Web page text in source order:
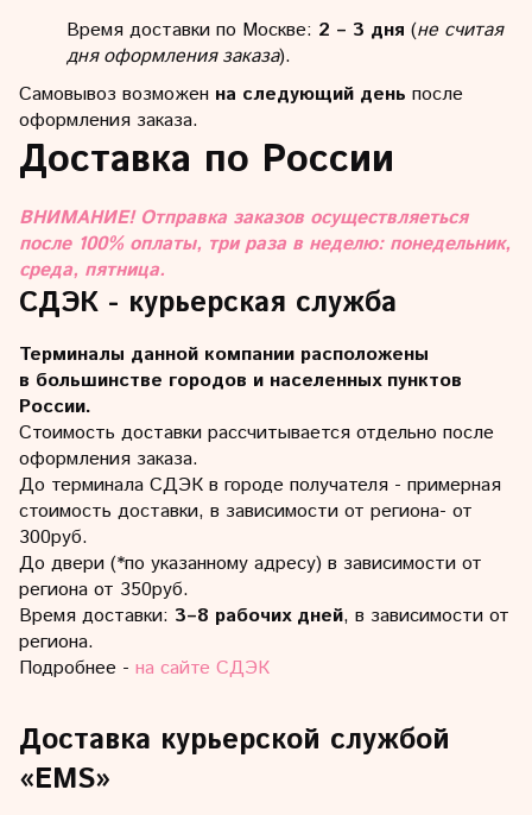
Время доставки по Москве: 2 – 3 дня (не считая
дня оформления заказа).
Самовывоз возможен на следующий день после
оформления заказа.
Доставка по России
ВНИМАНИЕ! Отправка заказов осуществляеться
после 100% оплаты, три раза в неделю: понедельник,
среда, пятница.
СДЭК - курьерская служба
Терминалы данной компании расположены
в большинстве городов и населенных пунктов
России.
Стоимость доставки рассчитывается отдельно после
оформления заказа.
До терминала СДЭК в городе получателя - примерная
стоимость доставки, в зависимости от региона- от
300руб.
До двери (*по указанному адресу) в зависимости от
региона от 350руб.
Время доставки: 3–8 рабочих дней, в зависимости от
региона.
Подробнее - на сайте СДЭК
Доставка курьерской службой
«EMS»